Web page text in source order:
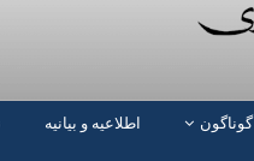
گوناگون اطلاعیه و بیانیه